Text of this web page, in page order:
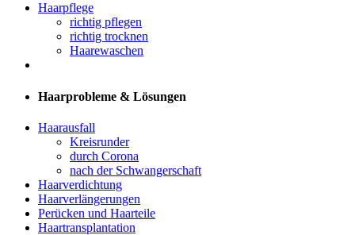
Haarpflege
richtig pflegen
richtig trocknen
Haarewaschen
Haarprobleme & Lösungen
Haarausfall
Kreisrunder
durch Corona
nach der Schwangerschaft
Haarverdichtung
Haarverlängerungen
Perücken und Haarteile
Haartransplantation